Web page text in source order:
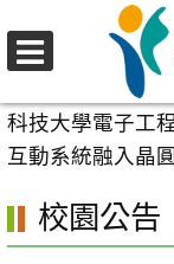
至
要
內
校園公告
科技大學電子工
互動系統融入晶
校園公告
選
單